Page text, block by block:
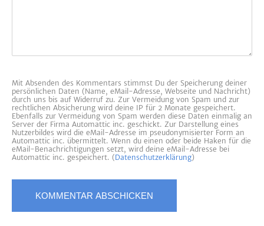
Mit Absenden des Kommentars stimmst Du der Speicherung deiner
persönlichen Daten (Name, eMail-Adresse, Webseite und Nachricht)
durch uns bis auf Widerruf zu. Zur Vermeidung von Spam und zur
rechtlichen Absicherung wird deine IP für 2 Monate gespeichert.
Ebenfalls zur Vermeidung von Spam werden diese Daten einmalig an
Server der Firma Automattic inc. geschickt. Zur Darstellung eines
Nutzerbildes wird die eMail-Adresse im pseudonymisierter Form an
Automattic inc. übermittelt. Wenn du einen oder beide Haken für die
eMail-Benachrichtigungen setzt, wird deine eMail-Adresse bei
Automattic inc. gespeichert. (Datenschutzerklärung)